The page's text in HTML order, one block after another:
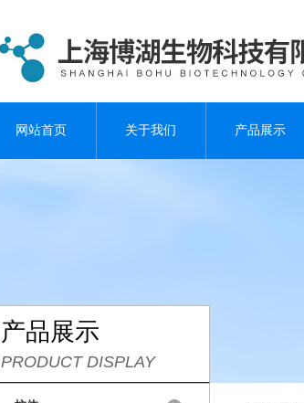
网站首页 关于我们 产品展示
产品展示
PRODUCT DISPLAY